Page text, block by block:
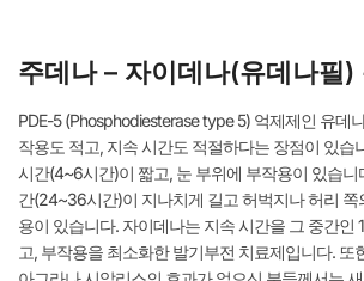
주데나 – 자이데나(유데나필)
PDE-5 (Phosphodiesterase type 5) 억제제인 유데
작용도 적고, 지속 시간도 적절하다는 장점이 있습
시간(4~6시간)이 짧고, 눈 부위에 부작용이 있습니
간(24~36시간)이 지나치게 길고 허벅지나 허리 쪽
용이 있습니다. 자이데나는 지속 시간을 그 중간인
고, 부작용을 최소화한 발기부전 치료제입니다. 또